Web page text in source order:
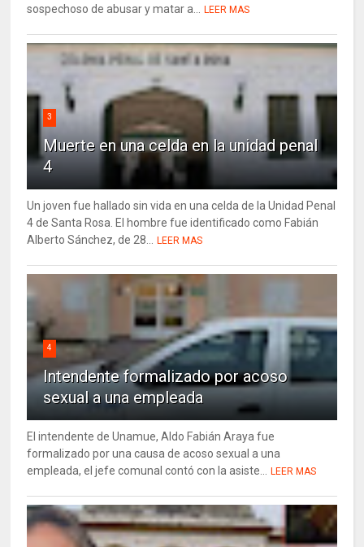
sospechoso de abusar y matar a...
LEER MAS
3
Muerte en una celda en la unidad penal
4
Un joven fue hallado sin vida en una celda de la Unidad Penal
4 de Santa Rosa. El hombre fue identificado como Fabián
Alberto Sánchez, de 28...
LEER MAS
4
Intendente formalizado por acoso
sexual a una empleada
El intendente de Unamue, Aldo Fabián Araya fue
formalizado por una causa de acoso sexual a una
empleada, el jefe comunal contó con la asiste...
LEER MAS